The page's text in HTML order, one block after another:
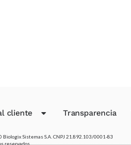
cliente Transparencia
Sistemas S.A. CNPJ 21.892.103/0001-83
reservados